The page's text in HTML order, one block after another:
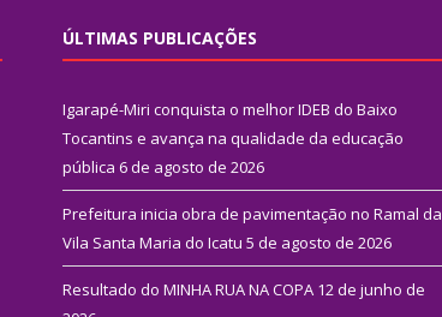
ÚLTIMAS PUBLICAÇÕES
Igarapé-Miri conquista o melhor IDEB do Baixo
Tocantins e avança na qualidade da educação
pública 6 de agosto de 2026
Prefeitura inicia obra de pavimentação no Ramal da
Vila Santa Maria do Icatu 5 de agosto de 2026
Resultado do MINHA RUA NA COPA 12 de junho de